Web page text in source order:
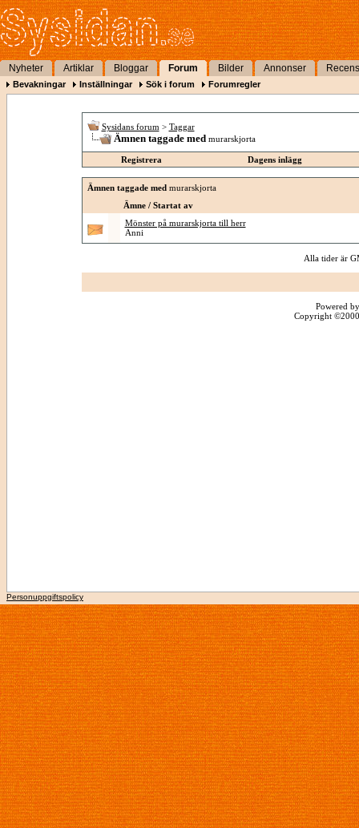
Nyheter Artiklar Bloggar Forum Bilder Annonser
Bevakningar Inställningar Sök i forum Forumregler
Sysidans forum > Taggar
Ämnen taggade med murarskjorta
Registrera Dagens inlägg
Ämnen taggade med murarskjorta
Ämne / Startat av
Mönster på murarskjorta till herr
Anni
Alla tider är
Powered
Copyright
Personuppgiftspolicy